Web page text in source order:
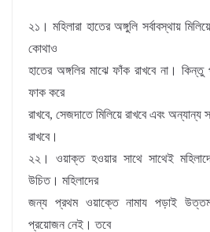
২১। মহিলারা হাতের অঙ্গুলি সর্বাবস্থায়
কোথাও
হাতের অঙ্গলির মাঝে ফাঁক রাখবে না।
ফাক করে
রাখবে, সেজদাতে মিলিয়ে রাখবে এবং অন্যান্য
রাখবে।
২২। ওয়াক্ত হওয়ার সাথে সাথেই
উচিত। মহিলাদের
জন্য প্রথম ওয়াক্তে নামায পড়াই
প্রয়ােজন নেই। তবে